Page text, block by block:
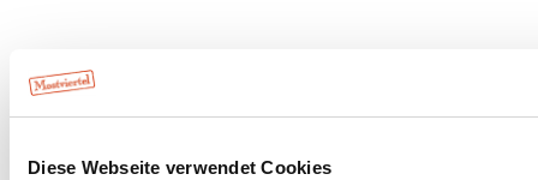
Diese Webseite verwendet Cookies